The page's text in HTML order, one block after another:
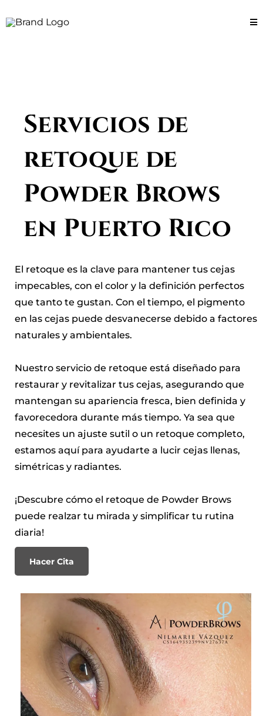
Servicios de
retoque de
Powder Brows
en Puerto Rico
El retoque es la clave para mantener tus cejas
impecables, con el color y la definición perfectos
que tanto te gustan. Con el tiempo, el pigmento
en las cejas puede desvanecerse debido a factores
naturales y ambientales.
Nuestro servicio de retoque está diseñado para
restaurar y revitalizar tus cejas, asegurando que
mantengan su apariencia fresca, bien definida y
favorecedora durante más tiempo. Ya sea que
necesites un ajuste sutil o un retoque completo,
estamos aquí para ayudarte a lucir cejas llenas,
simétricas y radiantes.
¡Descubre cómo el retoque de Powder Brows
puede realzar tu mirada y simplificar tu rutina
diaria!
Hacer Cita